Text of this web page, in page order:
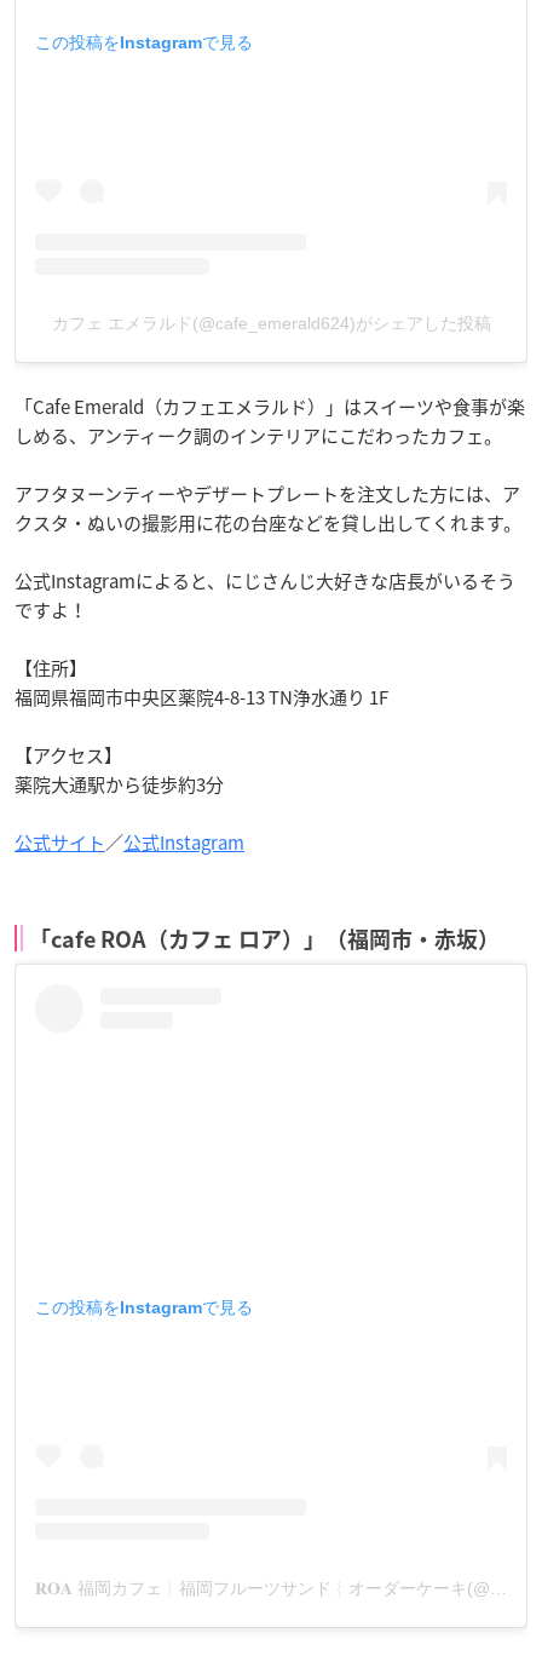
この投稿をInstagramで見る
カフェ エメラルド(@cafe_emerald624)がシェアした投稿
「Cafe Emerald（カフェエメラルド）」はスイーツや食事が楽
しめる、アンティーク調のインテリアにこだわったカフェ。
アフタヌーンティーやデザートプレートを注文した方には、ア
クスタ・ぬいの撮影用に花の台座などを貸し出してくれます。
公式Instagramによると、にじさんじ大好きな店長がいるそう
ですよ！
【住所】
福岡県福岡市中央区薬院4-8-13 TN浄水通り 1F
【アクセス】
薬院大通駅から徒歩約3分
公式サイト／公式Instagram
「cafe ROA（カフェ ロア）」（福岡市・赤坂）
この投稿をInstagramで見る